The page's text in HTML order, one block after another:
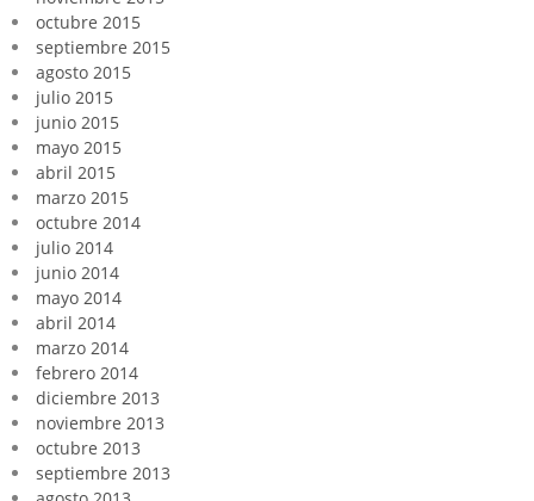
octubre 2015
septiembre 2015
agosto 2015
julio 2015
junio 2015
mayo 2015
abril 2015
marzo 2015
octubre 2014
julio 2014
junio 2014
mayo 2014
abril 2014
marzo 2014
febrero 2014
diciembre 2013
noviembre 2013
octubre 2013
septiembre 2013